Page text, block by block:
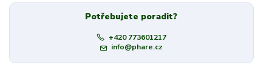
Potřebujete poradit?
+420 773601217
info@phare.cz